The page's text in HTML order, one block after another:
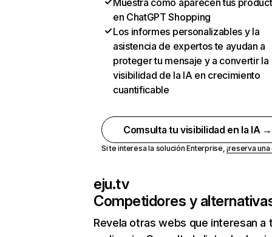
Muestra cómo aparecen tus
en ChatGPT Shopping
Los informes personalizables y la
asistencia de expertos te ayudan a
proteger tu mensaje y a convertir la
visibilidad de la IA en crecimiento
cuantificable
Comsulta tu visibilidad en la IA →
Si te interesa la solución Enterprise,¡reserva
eju.tv
Competidores y
Revela otras webs que interesan a